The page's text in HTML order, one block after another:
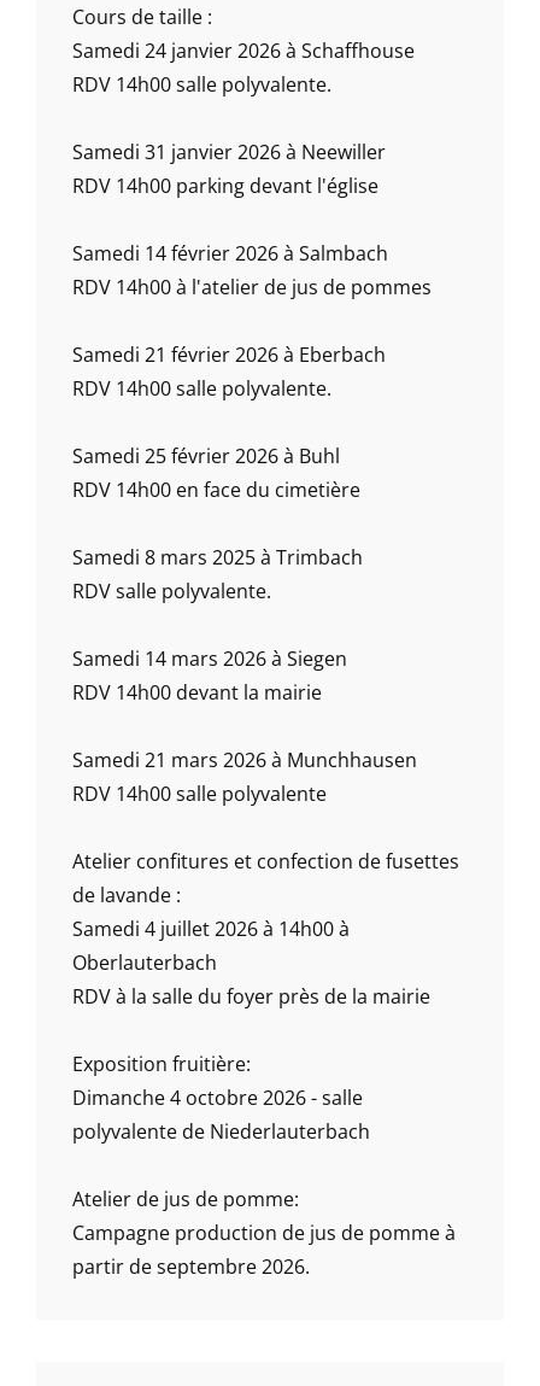
Cours de taille :
Samedi 24 janvier 2026 à Schaffhouse
RDV 14h00 salle polyvalente.
Samedi 31 janvier 2026 à Neewiller
RDV 14h00 parking devant l'église
Samedi 14 février 2026 à Salmbach
RDV 14h00 à l'atelier de jus de pommes
Samedi 21 février 2026 à Eberbach
RDV 14h00 salle polyvalente.
Samedi 25 février 2026 à Buhl
RDV 14h00 en face du cimetière
Samedi 8 mars 2025 à Trimbach
RDV salle polyvalente.
Samedi 14 mars 2026 à Siegen
RDV 14h00 devant la mairie
Samedi 21 mars 2026 à Munchhausen
RDV 14h00 salle polyvalente
Atelier confitures et confection de fusettes
de lavande :
Samedi 4 juillet 2026 à 14h00 à
Oberlauterbach
RDV à la salle du foyer près de la mairie
Exposition fruitière:
Dimanche 4 octobre 2026 - salle
polyvalente de Niederlauterbach
Atelier de jus de pomme:
Campagne production de jus de pomme à
partir de septembre 2026.